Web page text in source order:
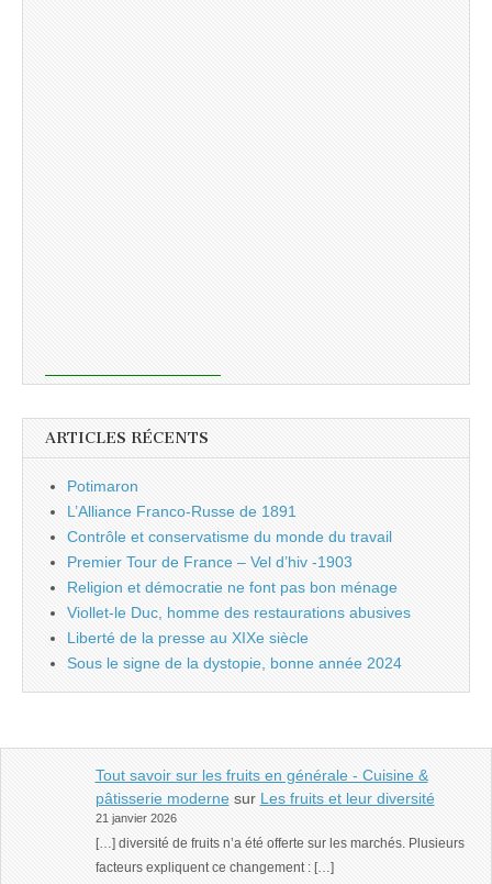
ARTICLES RÉCENTS
Potimaron
L’Alliance Franco-Russe de 1891
Contrôle et conservatisme du monde du travail
Premier Tour de France – Vel d’hiv -1903
Religion et démocratie ne font pas bon ménage
Viollet-le Duc, homme des restaurations abusives
Liberté de la presse au XIXe siècle
Sous le signe de la dystopie, bonne année 2024
Tout savoir sur les fruits en générale - Cuisine &
pâtisserie modernesur Les fruits et leur diversité
21 janvier 2026
[…] diversité de fruits n’a été offerte sur les marchés. Plusieurs
facteurs expliquent ce changement : […]